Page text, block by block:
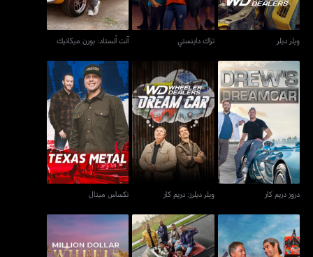
ويلر ديلر تراك داينستي آنت أنستاد: بورن ميكانيك
دروز دريم كار
دروز دريم كار
ويلر ديلرز: دريم كار
ويلر ديلرز: دريم كار
تكساس ميتال
تكساس ميتال